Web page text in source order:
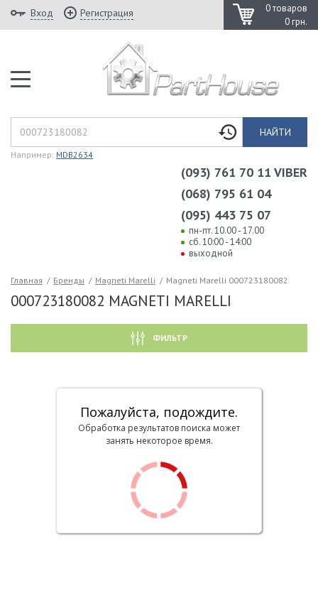
0 товаров
0 грн.
Вход Регистрация
НАЙТИ
Например: MDB2634
(093) 761 70 11 VIBER
(068) 795 61 04
(095) 443 75 07
пн-пт. 10.00 - 17.00
сб. 10:00 - 14:00
выходной
Главная / Бренды / Magneti Marelli / Magneti Marelli 000723180082
000723180082 MAGNETI MARELLI
ФИЛЬТР
Пожалуйста, подождите.
Обработка результатов поиска может
занять некоторое время.